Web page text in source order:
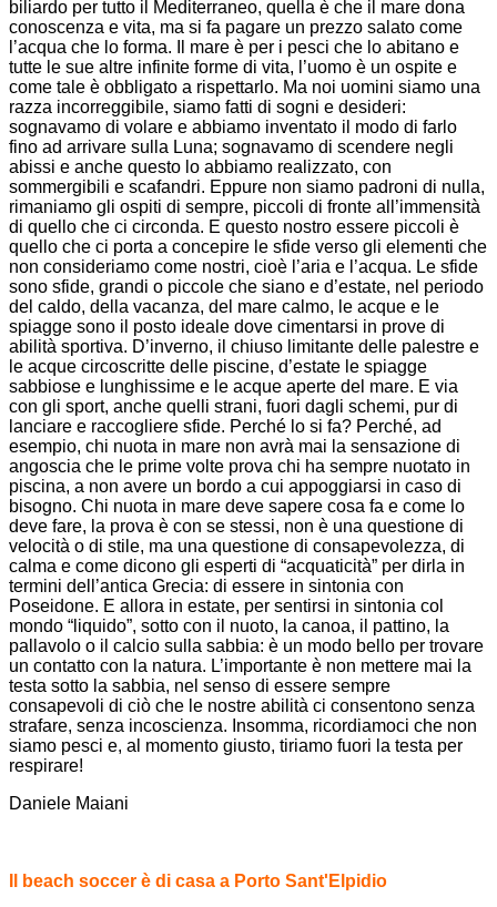
biliardo per tutto il Mediterraneo, quella è che il mare dona
conoscenza e vita, ma si fa pagare un prezzo salato come
l’acqua che lo forma. Il mare è per i pesci che lo abitano e
tutte le sue altre infinite forme di vita, l’uomo è un ospite e
come tale è obbligato a rispettarlo. Ma noi uomini siamo una
razza incorreggibile, siamo fatti di sogni e desideri:
sognavamo di volare e abbiamo inventato il modo di farlo
fino ad arrivare sulla Luna; sognavamo di scendere negli
abissi e anche questo lo abbiamo realizzato, con
sommergibili e scafandri. Eppure non siamo padroni di nulla,
rimaniamo gli ospiti di sempre, piccoli di fronte all’immensità
di quello che ci circonda. E questo nostro essere piccoli è
quello che ci porta a concepire le sfide verso gli elementi che
non consideriamo come nostri, cioè l’aria e l’acqua. Le sfide
sono sfide, grandi o piccole che siano e d’estate, nel periodo
del caldo, della vacanza, del mare calmo, le acque e le
spiagge sono il posto ideale dove cimentarsi in prove di
abilità sportiva. D’inverno, il chiuso limitante delle palestre e
le acque circoscritte delle piscine, d’estate le spiagge
sabbiose e lunghissime e le acque aperte del mare. E via
con gli sport, anche quelli strani, fuori dagli schemi, pur di
lanciare e raccogliere sfide. Perché lo si fa? Perché, ad
esempio, chi nuota in mare non avrà mai la sensazione di
angoscia che le prime volte prova chi ha sempre nuotato in
piscina, a non avere un bordo a cui appoggiarsi in caso di
bisogno. Chi nuota in mare deve sapere cosa fa e come lo
deve fare, la prova è con se stessi, non è una questione di
velocità o di stile, ma una questione di consapevolezza, di
calma e come dicono gli esperti di “acquaticità” per dirla in
termini dell’antica Grecia: di essere in sintonia con
Poseidone. E allora in estate, per sentirsi in sintonia col
mondo “liquido”, sotto con il nuoto, la canoa, il pattino, la
pallavolo o il calcio sulla sabbia: è un modo bello per trovare
un contatto con la natura. L’importante è non mettere mai la
testa sotto la sabbia, nel senso di essere sempre
consapevoli di ciò che le nostre abilità ci consentono senza
strafare, senza incoscienza. Insomma, ricordiamoci che non
siamo pesci e, al momento giusto, tiriamo fuori la testa per
respirare!
Daniele Maiani
Il beach soccer è di casa a Porto Sant'Elpidio